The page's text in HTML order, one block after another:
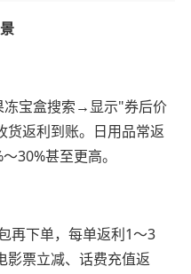
宝盒搜索→显示"券后价
返利到账。日用品常返
30%甚至更高。
再下单，每单返利1～3
影票立减、话费充值返